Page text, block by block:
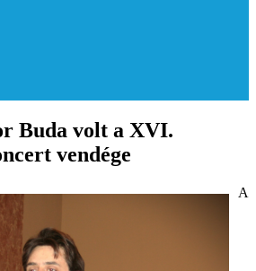
Buda volt a XVI.
vendége
A